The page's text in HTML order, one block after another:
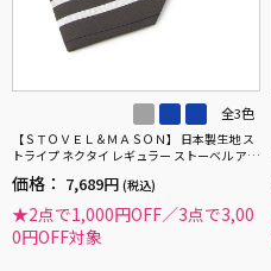
全3色
【ＳＴＯＶＥＬ＆ＭＡＳＯＮ】 日本製生地 ス
トライプ ネクタイ レギュラー ストーベル アン
価格： 7,689円 (税込)
★2点で1,000円OFF／3点で3,00
0円OFF対象